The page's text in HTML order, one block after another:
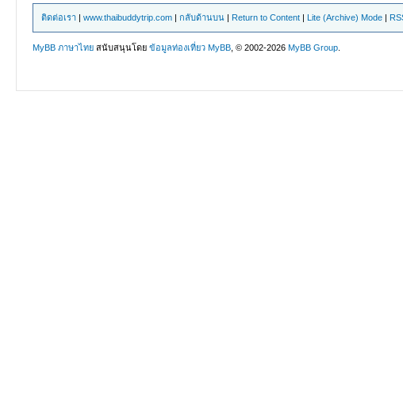
ติดต่อเรา |www.thaibuddytrip.com |กลับด้านบน | Return to Content | Lite (Archive) Mode |
MyBB ภาษาไทย สนับสนุนโดยข้อมูลท่องเที่ยว MyBB , © 2002-2026MyBB Group